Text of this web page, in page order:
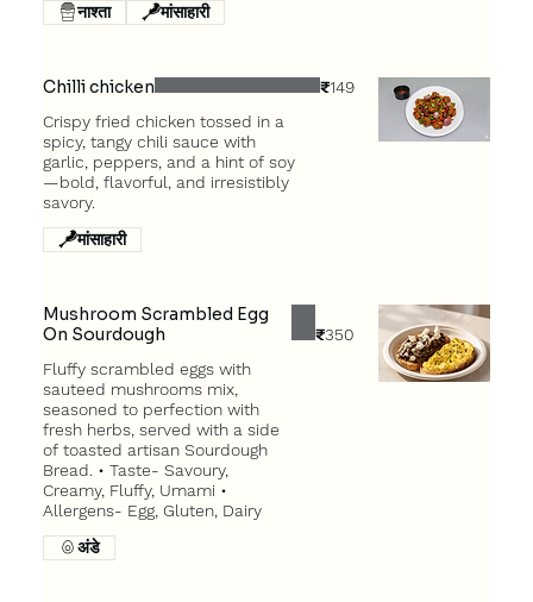
नाश्ता मांसाहारी
Chilli chicken
Crispy fried chicken tossed in a
spicy, tangy chili sauce with
garlic, peppers, and a hint of soy
—bold, flavorful, and irresistibly
savory.
₹149
मांसाहारी
Mushroom Scrambled Egg
On Sourdough
Fluffy scrambled eggs with
sauteed mushrooms mix,
seasoned to perfection with
fresh herbs, served with a side
of toasted artisan Sourdough
Bread. • Taste- Savoury,
Creamy, Fluffy, Umami •
Allergens- Egg, Gluten, Dairy
₹350
अंडे